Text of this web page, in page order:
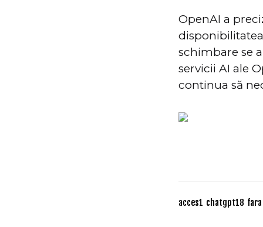
OpenAI a
schimbare se
servicii AI ale
continua să
acces1 chatgpt18